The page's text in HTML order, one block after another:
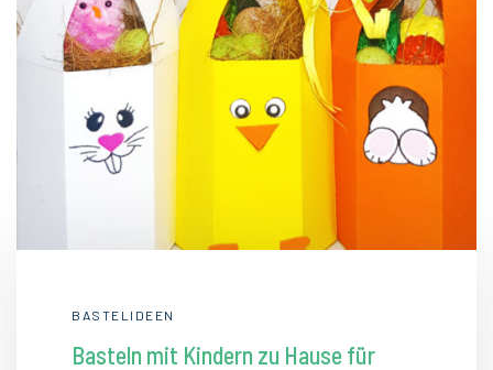
BASTELIDEEN
Basteln mit Kindern zu Hause für